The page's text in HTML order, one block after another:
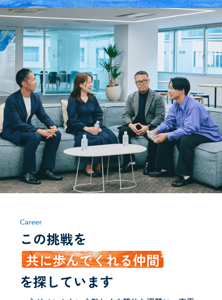
Career
この挑戦を
共に歩んでくれる仲間
を探しています